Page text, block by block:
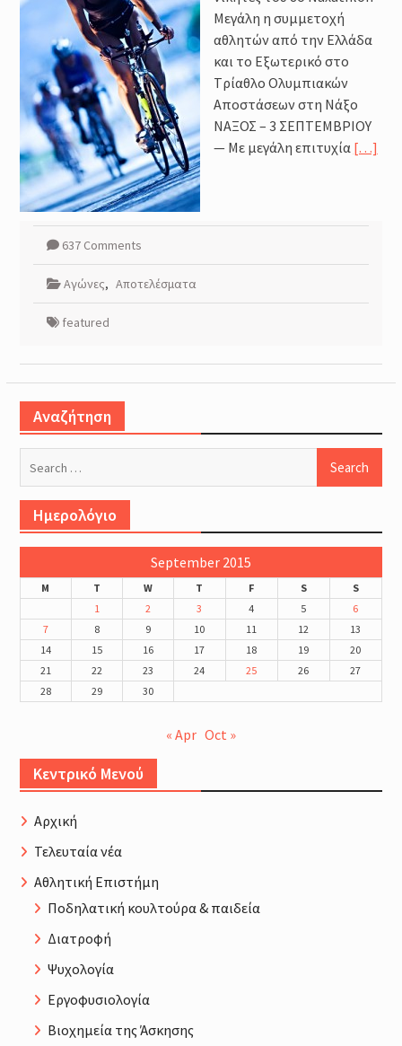
έντασης της προπόνησης :
Φυσιολογικά και Πρακτικά
Ζητήματα
Προπόνηση Τριάθλου :
Περιοδικότητα
Προπόνηση Δύναμης για αθλητές
Τριάθλου
Μεγάλη η συμμετοχή
αθλητών από την Ελλάδα
και το Εξωτερικό στο
Tρίαθλο Ολυμπιακών
Αποστάσεων στη Νάξο
ΝΑΞΟΣ – 3 ΣΕΠΤΕΜΒΡΙΟΥ
— Με μεγάλη επιτυχία […]
637 Comments
Αγώνες, Αποτελέσματα
featured
Αναζήτηση
Ημερολόγιο
September 2015
M T W T F S
S
1
2 3 4 5
6
7
8 9 10 11 12
13
14
15 16 17 18 19
20
21
22 23 24 25 26
27
28
29 30
« Apr Oct »
Κεντρικό Μενού
Αρχική
Τελευταία νέα
Αθλητική Επιστήμη
Ποδηλατική κουλτούρα & παιδεία
Διατροφή
Ψυχολογία
Εργοφυσιολογία
Βιοχημεία της Άσκησης